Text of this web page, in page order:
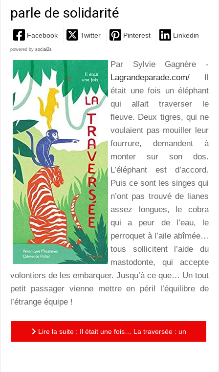
parle de solidarité
Facebook Twitter Pinterest Linkedin
powered by social2s
Par Sylvie Gagnère -
Lagrandeparade.com/
était une fois un éléphant
qui allait traverser le
fleuve. Deux tigres, qui ne
voulaient pas mouiller leur
fourrure, demandent à
monter sur son dos.
L’éléphant est d’accord.
Puis ce sont les singes qui
n’ont pas trouvé de lianes
assez longues, le cobra
qui a peur de l’eau, le
perroquet à l’aile abîmée…
tous sollicitent l’aide du
mastodonte, qui accepte
volontiers de les embarquer. Jusqu’à ce que… Un tout
petit passager vienne mettre en péril l’équilibre de
l’étrange équipe !
Lire la suite : Il était une fois… La traversée : un